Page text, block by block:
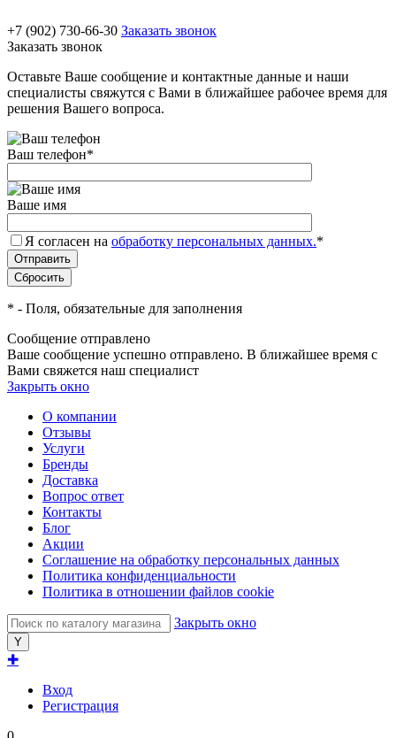
+7 (902) 730-66-30 Заказать звонок
Заказать звонок
Оставьте Ваше сообщение и контактные данные и наши
специалисты свяжутся с Вами в ближайшее рабочее время для
решения Вашего вопроса.
Ваш телефон*
Ваше имя
Я согласен на обработку персональных данных.*
* - Поля, обязательные для заполнения
Сообщение отправлено
Ваше сообщение успешно отправлено. В ближайшее время с
Вами свяжется наш специалист
Закрыть окно
О компании
Отзывы
Услуги
Бренды
Доставка
Вопрос ответ
Контакты
Блог
Акции
Соглашение на обработку персональных данных
Политика конфиденциальности
Политика в отношении файлов cookie
Закрыть окно
✚
Вход
Регистрация